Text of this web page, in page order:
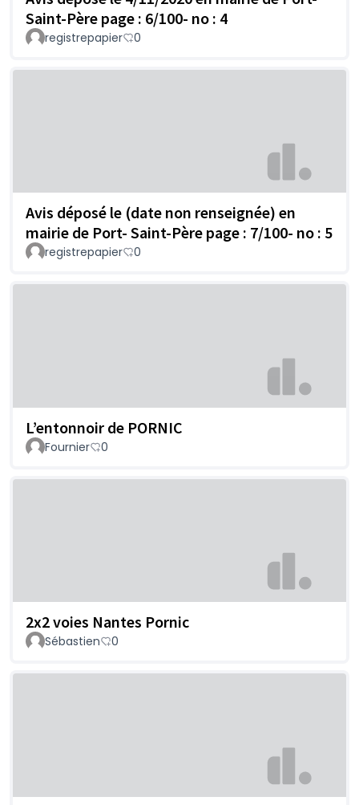
Saint-Père page : 6/100- no : 4
registrepapier 0
Avis déposé le (date non renseignée) en
mairie de Port- Saint-Père page : 7/100- no : 5
registrepapier 0
L’entonnoir de PORNIC
Fournier 0
2x2 voies Nantes Pornic
Sébastien 0